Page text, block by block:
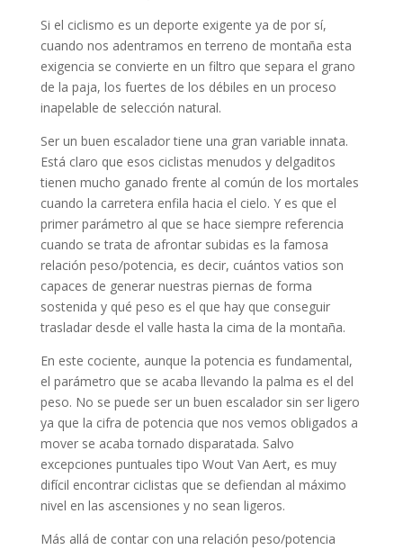
Si el ciclismo es un deporte exigente ya de por sí,
cuando nos adentramos en terreno de montaña esta
exigencia se convierte en un filtro que separa el grano
de la paja, los fuertes de los débiles en un proceso
inapelable de selección natural.
Ser un buen escalador tiene una gran variable innata.
Está claro que esos ciclistas menudos y delgaditos
tienen mucho ganado frente al común de los mortales
cuando la carretera enfila hacia el cielo. Y es que el
primer parámetro al que se hace siempre referencia
cuando se trata de afrontar subidas es la famosa
relación peso/potencia, es decir, cuántos vatios son
capaces de generar nuestras piernas de forma
sostenida y qué peso es el que hay que conseguir
trasladar desde el valle hasta la cima de la montaña.
En este cociente, aunque la potencia es fundamental,
el parámetro que se acaba llevando la palma es el del
peso. No se puede ser un buen escalador sin ser ligero
ya que la cifra de potencia que nos vemos obligados a
mover se acaba tornado disparatada. Salvo
excepciones puntuales tipo Wout Van Aert, es muy
difícil encontrar ciclistas que se defiendan al máximo
nivel en las ascensiones y no sean ligeros.
Más allá de contar con una relación peso/potencia